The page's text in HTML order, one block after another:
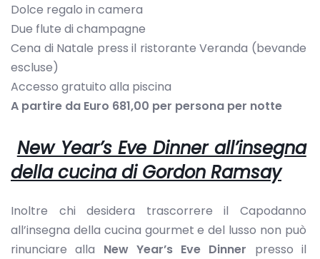
Dolce regalo in camera
Due flute di champagne
Cena di Natale press il ristorante Veranda (bevande
escluse)
Accesso gratuito alla piscina
A partire da Euro 681,00 per persona per notte
New Year’s Eve Dinner all’insegna
della cucina di Gordon Ramsay
Inoltre chi desidera trascorrere il Capodanno
all’insegna della cucina gourmet e del lusso non può
rinunciare alla New Year’s Eve Dinner presso il